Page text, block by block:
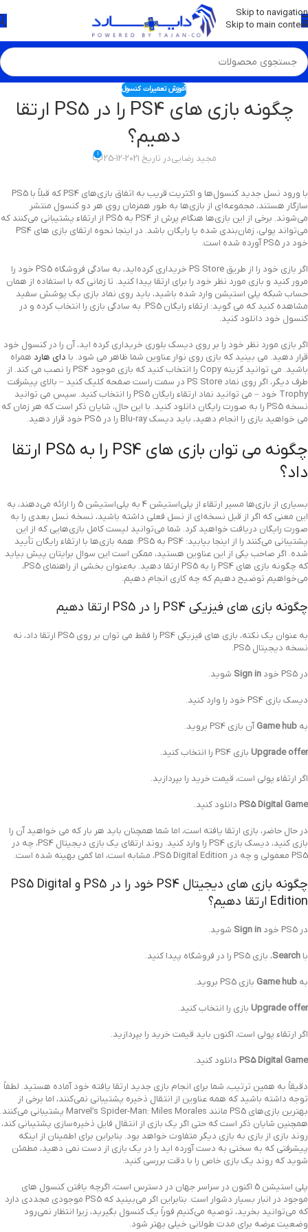
Skip to navigation
Skip to main content
💡برچسب و اسکین کنسول ها بروز شد . . . اینجا کیک کن !
آموزش تعمیرات کنسول
چگونه بازی های PS4 را در PS5 ارتقا
دهیم؟
مجید رضاییدر تاریخ 2021-12-25 1
با ورود نسل جدید کنسول‌ها و اکثریت قریب به اتفاق بازی‌های PS4 که قبلاً با PS5
سازگار هستند، مجموعه‌ای از بازی‌ها به طور همزمان روی هر دو کنسول منتشر
می‌شوند. برخی از این بازی‌ها هنگام پرش از PS4 به PS5 از ارتقاء پشتیبانی می‌کنند که
می‌تواند پولی، زمان‌بندی شده یا رایگان باشد. در اینجا نحوه ارتقای بازی های PS4
خود در PS5 آورده شده است.
اگر بازی خود را از طریق PS Store خریداری کرده‌اید، به سادگی فروشگاه PS5 خود را
مرور کنید و بازی مورد نظر خود را برای ارتقا پیدا کنید. تا زمانی که با استفاده از همان
حساب شبکه پلی استیشن وارد شده باشید، باید روی نماد بازی یک پوشش سفید
مشاهده کنید که می گوید: ارتقاء رایگان PS5. به سادگی بازی را انتخاب کرده و در
کنسول خود دانلود کنید.
اگر بازی مورد نظر خود را بر روی دیسک بلوری خریداری کرده اید، آن را در کنسول خود
قرار دهید. می بینید که بازی روی نوار عناوین شما ظاهر می شود. با دای هارد همراه
باشید. می توانید گزینه Copy را انتخاب کنید که بازی موجود PS4 را نصب می کند. از
طرف دیگر، اگر روی نماد PS Store در سمت راست صفحه کلیک کنید – بالای پیشرفت
Trophy خود – می توانید نماد ارتقاء رایگان PS5 را انتخاب کنید. سپس می توانید
نسخه PS5 را به صورت رایگان دانلود کنید. با این حال، شایان ذکر است که هر زمان که
می خواهید بازی را انجام دهید، باید دیسک Blu-ray را در PS5 خود قرار دهید.
چگونه می توان بازی های PS4 را به PS5 ارتقا
داد؟
بسیاری از بازی‌ها مسیر ارتقاء از پلی‌استیشن 4 به پلی‌استیشن 5 را ارائه می‌دهند، به
این معنی که اگر از قبل نسخه‌ای از نسل فعلی داشته باشید، نسخه نسل بعدی را به
صورت رایگان دریافت خواهید کرد. شما می‌توانید لیست کامل بازی‌هایی که از این
پشتیبانی می‌کنند را از اینجا بیابید: PS4 به PS5: همه بازی‌ها با ارتقاء رایگان تأیید
شده. اگر صاحب یکی از این عناوین هستید، ممکن است این سوال برایتان پیش بیاید
که چگونه بازی های PS4 را به PS5 ارتقا دهید. به‌عنوان بخشی از راهنمای PS5،
می‌خواهیم توضیح دهیم که چه کاری انجام دهیم.
چگونه بازی های فیزیکی PS4 را در PS5 ارتقا دهیم
به عنوان یک نکته، بازی های فیزیکی PS4 را فقط می توان بر روی PS5 ارتقا داد، نه
نسخه دیجیتال PS5.
در PS5 خود Sign in شوید.
دیسک بازی PS4 خود را وارد کنید.
به Game hubآن بازی PS4 بروید.
Upgrade offer بازی PS4 را انتخاب کنید.
اگر ارتقاء پولی است، قیمت خرید را بپردازید.
PS5 Digital Game دانلود کنید.
در حال حاضر، بازی ارتقا یافته است، اما شما همچنان باید هر بار که می خواهید آن را
بازی کنید، دیسک بازی PS4 را وارد کنید. روند ارتقای یک بازی دیجیتال PS4، چه در
PS5 معمولی و چه در PS5 Digital Edition، مشابه است، اما کمی بهینه شده است.
چگونه بازی های دیجیتال PS4 خود را در PS5 و PS5 Digital
Edition ارتقا دهیم؟
در PS5 خود Sign in شوید.
با Search، بازی PS5 را در فروشگاه پیدا کنید.
به Game hub بازی PS5 بروید.
Upgrade offer بازی را انتخاب کنید.
اگر ارتقاء پولی است، اکنون باید قیمت خرید را بپردازید.
PS5 Digital Game دانلود کنید.
دقیقاً به همین ترتیب، شما برای انجام بازی جدید ارتقا یافته خود آماده هستید. لطفاً
توجه داشته باشید که همه عناوین از انتقال ذخیره پشتیبانی نمی‌کنند، اما برخی از
بهترین بازی‌های PS5 مانند Marvel’s Spider-Man: Miles Morales پشتیبانی می‌کنند.
همچنین شایان ذکر است که حتی اگر یک بازی از انتقال فایل ذخیره‌سازی پشتیبانی کند،
روند بازی از بازی به بازی دیگر متفاوت خواهد بود. بنابراین برای اطمینان از اینکه
پیشرفتی که به سختی به دست آورده اید را در یک بازی از دست نمی دهید، مطمئن
شوید که روند یک بازی خاص را با دقت بررسی کنید.
پلی استیشن 5 اکنون در سراسر جهان در دسترس است، اگرچه یافتن کنسول های
موجود در انبار بسیار دشوار است. بنابراین اگر می‌بینید که PS5 موجودی مجددی دارد
که می‌توانید بخرید، توصیه می‌کنیم فوراً یک کنسول بگیرید، زیرا انتظار نمی‌رود
وضعیت عرضه برای مدت طولانی خیلی بهتر شود.